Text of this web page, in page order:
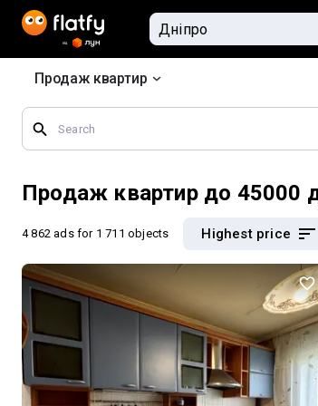
Продаж квартир
Search
by
geographical
Продаж квартир до 45000
4 862 ads for 1 711 objects Highest price